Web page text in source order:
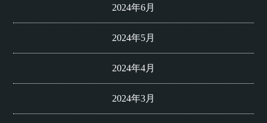
2024年6月
2024年5月
2024年4月
2024年3月